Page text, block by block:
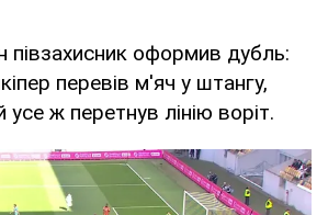
півзахисник оформив дубль:
перевів м'яч у штангу,
усе ж перетнув лінію воріт.